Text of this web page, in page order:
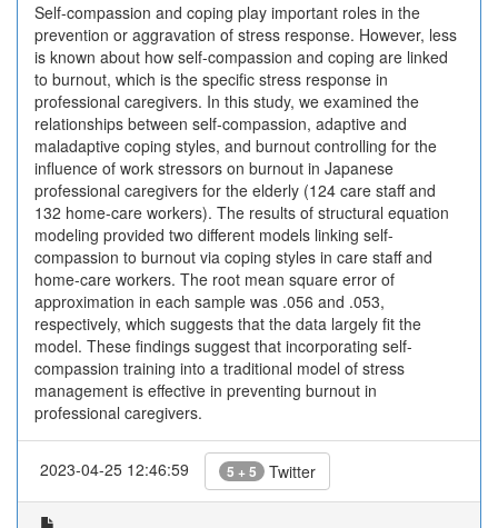
Self-compassion and coping play important roles in the
prevention or aggravation of stress response. However, less
is known about how self-compassion and coping are linked
to burnout, which is the specific stress response in
professional caregivers. In this study, we examined the
relationships between self-compassion, adaptive and
maladaptive coping styles, and burnout controlling for the
influence of work stressors on burnout in Japanese
professional caregivers for the elderly (124 care staff and
132 home-care workers). The results of structural equation
modeling provided two different models linking self-
compassion to burnout via coping styles in care staff and
home-care workers. The root mean square error of
approximation in each sample was .056 and .053,
respectively, which suggests that the data largely fit the
model. These findings suggest that incorporating self-
compassion training into a traditional model of stress
management is effective in preventing burnout in
professional caregivers.
2023-04-25 12:46:59 5 + 5 Twitter